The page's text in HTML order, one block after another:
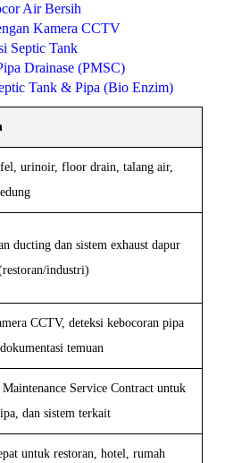
Air Bersih
Kamera CCTV
Septic Tank
Drainase (PMSC)
Tank & Pipa (Bio Enzim)
urinoir, floor drain, talang air,
ducting dan sistem exhaust dapur
industri)
CCTV, deteksi kebocoran pipa
temuan
Service Contract untuk
dan sistem terkait
untuk restoran, hotel, rumah